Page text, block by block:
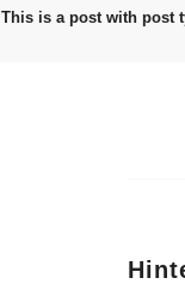
This is a post with post